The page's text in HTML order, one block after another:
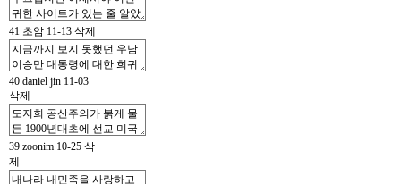
41 초암 11-13 삭제
40 daniel jin 11-03
삭제
39 zoonim 10-25 삭
제